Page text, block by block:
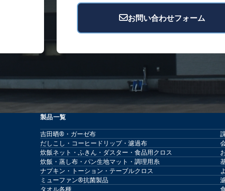
お問い合わせフォーム
製品一覧
吉田晒®・ガーゼ布
だしこし・コーヒードリップ・濾過布
炊飯ネット・ふきん・ダスター・食品用クロス
炊飯・蒸し布・パン生地マット・調理用糸
ナプキン・トーション・テーブルクロス
ミューファン®抗菌製品
タオル各種